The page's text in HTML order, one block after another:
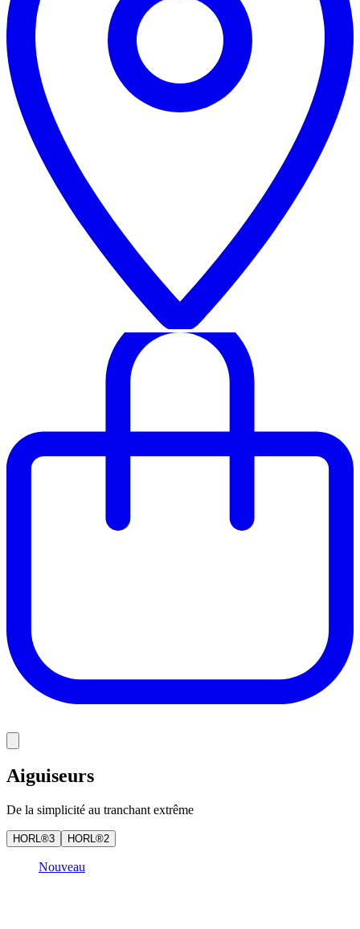
Aiguiseurs
De la simplicité au tranchant extrême
HORL®3 HORL®2
Nouveau